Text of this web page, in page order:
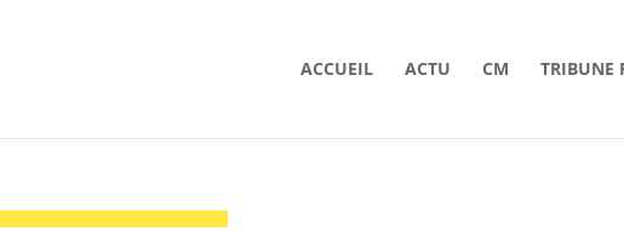
ACCUEIL ACTU CM TRIBUNE